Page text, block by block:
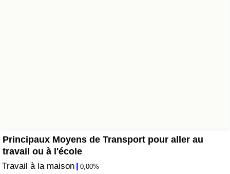
Principaux Moyens de Transport pour aller au
travail ou à l'école
Travail à la maison 0,00%